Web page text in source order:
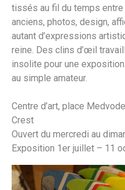
tissés au fil du temps
anciens, photos, design,
autant d’expressions
reine. Des clins d’œil
insolite pour une
au simple amateur.
Centre d’art, place
Crest
Ouvert du mercredi au
Exposition 1er juillet – 11